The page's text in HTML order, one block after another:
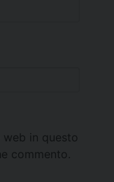
in questo
commento.